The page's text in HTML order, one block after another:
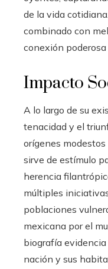
de la vida
combinado con
conexión poderosa
Impacto
A lo largo de su
tenacidad y el
orígenes
sirve de estímulo
herencia
múltiples
poblaciones
mexicana por el
biografía evidencia
nación y sus